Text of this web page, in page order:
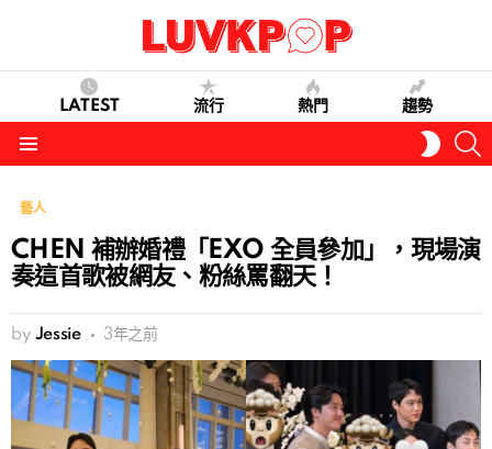
LATEST 流行 熱門 趨勢
SKIN
藝人
CHEN 補辦婚禮「EXO 全員參加」，現場演
奏這首歌被網友、粉絲罵翻天！
by Jessie 3年之前